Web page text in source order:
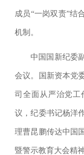
成员“一岗双责”结
机制。
中国国新纪委
会议。 国新资本党
司全面从严治党工
议，纪委书记杨洋
理曹昆鹏传达中国
暨警示教育大会精神